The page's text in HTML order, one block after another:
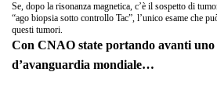
Se, dopo la risonanza magnetica, c’è il sospetto di
“ago biopsia sotto controllo Tac”, l’unico esame che
questi tumori.
Con CNAO state portando avanti
d’avanguardia mondiale…